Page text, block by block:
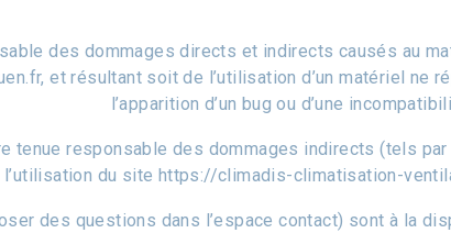
des dommages directs et indirects causés au
et résultant soit de l’utilisation d’un matériel ne
l’apparition d’un bug ou d’une
tenue responsable des dommages indirects (tels par
du site https://climadis-climatisation-
des questions dans l’espace contact) sont à la